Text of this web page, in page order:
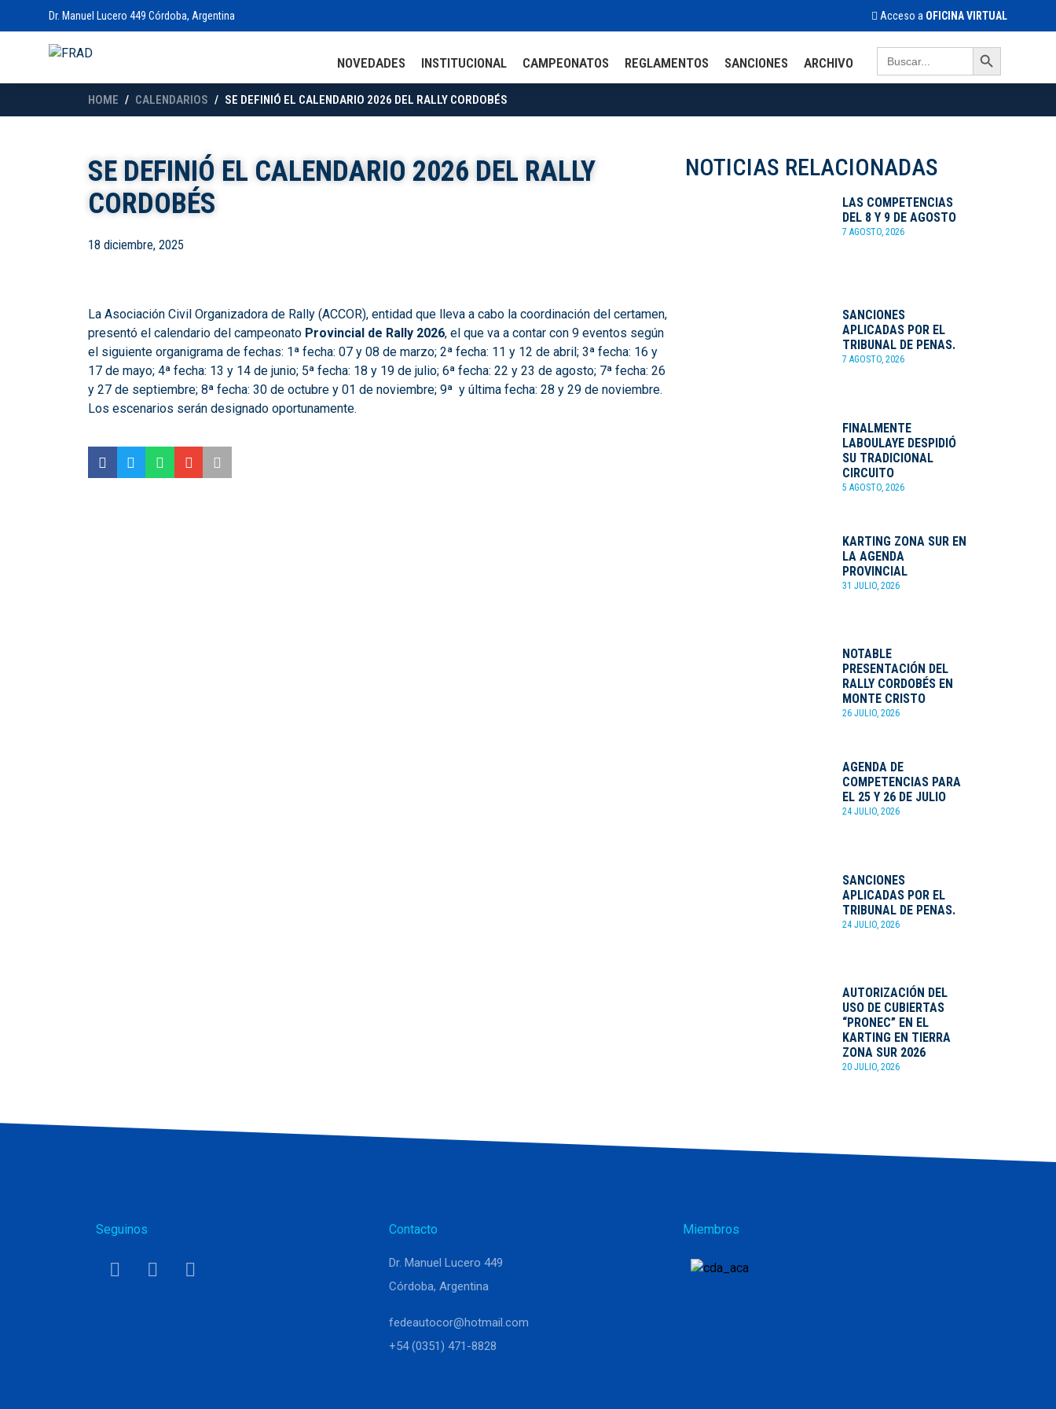
Dr. Manuel Lucero 449 Córdoba, Argentina Acceso a OFICINA VIRTUAL
NOVEDADES INSTITUCIONAL CAMPEONATOS REGLAMENTOS SANCIONES ARCHIVO
Search
for:
Search Button
HOME CALENDARIOS SE DEFINIÓ EL CALENDARIO 2026 DEL RALLY CORDOBÉS
SE DEFINIÓ EL CALENDARIO 2026 DEL RALLY
CORDOBÉS
18 diciembre, 2025
La Asociación Civil Organizadora de Rally (ACCOR), entidad que lleva a cabo la coordinación del certamen,
presentó el calendario del campeonato Provincial de Rally 2026, el que va a contar con 9 eventos según
el siguiente organigrama de fechas: 1ª fecha: 07 y 08 de marzo; 2ª fecha: 11 y 12 de abril; 3ª fecha: 16 y
17 de mayo; 4ª fecha: 13 y 14 de junio; 5ª fecha: 18 y 19 de julio; 6ª fecha: 22 y 23 de agosto; 7ª fecha: 26
y 27 de septiembre; 8ª fecha: 30 de octubre y 01 de noviembre; 9ª y última fecha: 28 y 29 de noviembre.
Los escenarios serán designado oportunamente.
NOTICIAS RELACIONADAS
LAS COMPETENCIAS
DEL 8 Y 9 DE AGOSTO
7 AGOSTO, 2026
SANCIONES
APLICADAS POR EL
TRIBUNAL DE PENAS.
7 AGOSTO, 2026
FINALMENTE
LABOULAYE DESPIDIÓ
SU TRADICIONAL
CIRCUITO
5 AGOSTO, 2026
KARTING ZONA SUR EN
LA AGENDA
PROVINCIAL
31 JULIO, 2026
NOTABLE
PRESENTACIÓN DEL
RALLY CORDOBÉS EN
MONTE CRISTO
26 JULIO, 2026
AGENDA DE
COMPETENCIAS PARA
EL 25 Y 26 DE JULIO
24 JULIO, 2026
SANCIONES
APLICADAS POR EL
TRIBUNAL DE PENAS.
24 JULIO, 2026
AUTORIZACIÓN DEL
USO DE CUBIERTAS
“PRONEC” EN EL
KARTING EN TIERRA
ZONA SUR 2026
20 JULIO, 2026
Seguinos Contacto
Dr. Manuel Lucero 449
Córdoba, Argentina
fedeautocor@hotmail.com
+54 (0351) 471-8828
Miembros